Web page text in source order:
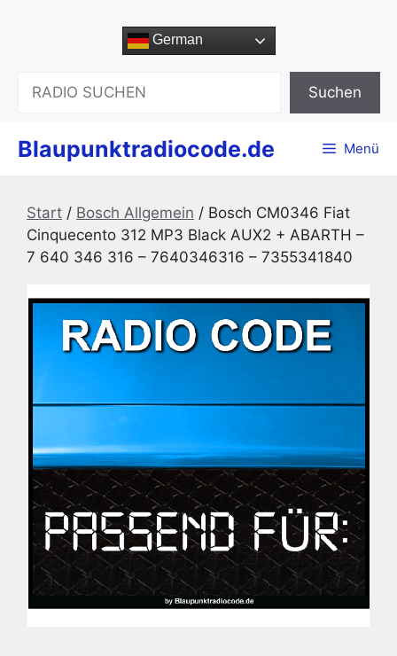
German
Suchen
Blaupunktradiocode.de Menü
Start / Bosch Allgemein / Bosch CM0346 Fiat
Cinquecento 312 MP3 Black AUX2 + ABARTH –
7 640 346 316 – 7640346316 – 7355341840